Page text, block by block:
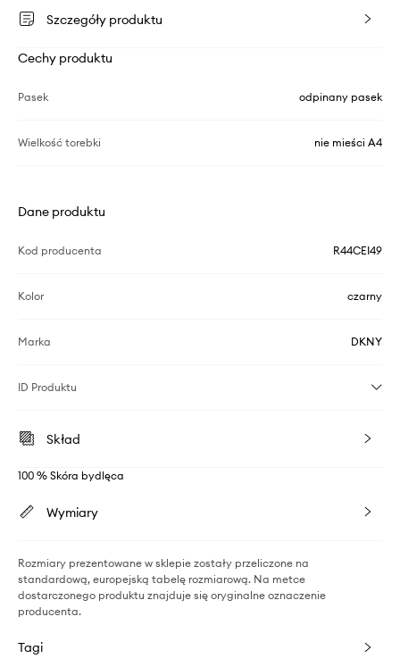
Szczegóły produktu
Cechy produktu
Pasek odpinany pasek
Wielkość torebki nie mieści A4
Dane produktu
Kod producenta R44CEI49
Kolor czarny
Marka DKNY
ID Produktu
Skład
100 % Skóra bydlęca
Wymiary
Rozmiary prezentowane w sklepie zostały przeliczone na
standardową, europejską tabelę rozmiarową. Na metce
dostarczonego produktu znajduje się oryginalne oznaczenie
producenta.
Tagi